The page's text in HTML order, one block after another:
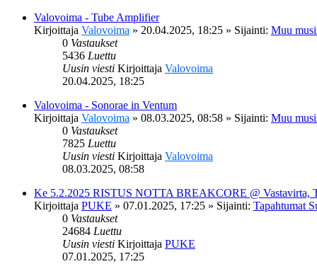
Valovoima - Tube Amplifier
Kirjoittaja Valovoima » 20.04.2025, 18:25 » Sijainti: Muu
0 Vastaukset
5436 Luettu
Uusin viesti Kirjoittaja Valovoima
20.04.2025, 18:25
Valovoima - Sonorae in Ventum
Kirjoittaja Valovoima » 08.03.2025, 08:58 » Sijainti: Muu
0 Vastaukset
7825 Luettu
Uusin viesti Kirjoittaja Valovoima
08.03.2025, 08:58
Ke 5.2.2025 RISTUS NOTTA BREAKCORE @ Vastavirta,
Kirjoittaja PUKE » 07.01.2025, 17:25 » Sijainti: Tapahtumat
0 Vastaukset
24684 Luettu
Uusin viesti Kirjoittaja PUKE
07.01.2025, 17:25